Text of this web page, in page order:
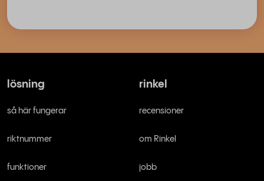
lösning
så här fungerar
riktnummer
funktioner
rinkel
recensioner
om Rinkel
jobb